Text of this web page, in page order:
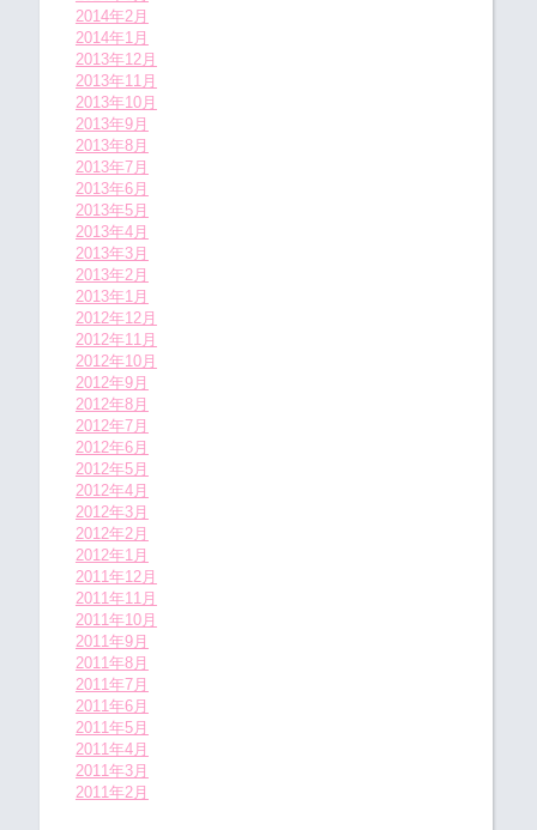
2014年2月
2014年1月
2013年12月
2013年11月
2013年10月
2013年9月
2013年8月
2013年7月
2013年6月
2013年5月
2013年4月
2013年3月
2013年2月
2013年1月
2012年12月
2012年11月
2012年10月
2012年9月
2012年8月
2012年7月
2012年6月
2012年5月
2012年4月
2012年3月
2012年2月
2012年1月
2011年12月
2011年11月
2011年10月
2011年9月
2011年8月
2011年7月
2011年6月
2011年5月
2011年4月
2011年3月
2011年2月